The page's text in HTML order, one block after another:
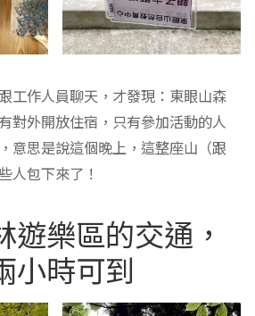
工作人員聊天，才發現：東眼山森
對外開放住宿，只有參加活動的人
意思是說這個晚上，這整座山（跟
人包下來了！
遊樂區的交通，
小時可到